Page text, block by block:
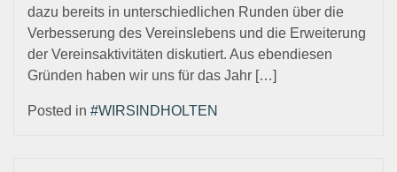
dazu bereits in unterschiedlichen Runden über die
Verbesserung des Vereinslebens und die Erweiterung
der Vereinsaktivitäten diskutiert. Aus ebendiesen
Gründen haben wir uns für das Jahr […]
Posted in #WIRSINDHOLTEN